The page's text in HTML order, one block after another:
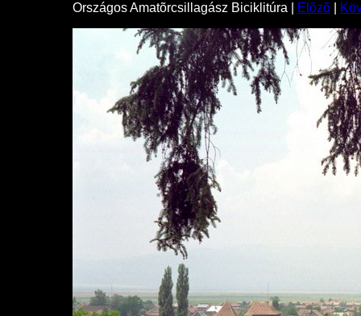
Országos Amatõrcsillagász Biciklitúra | Elõzõ